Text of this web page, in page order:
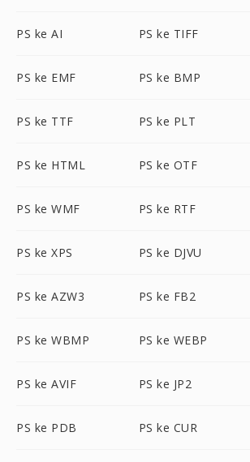
PS ke AI PS ke TIFF
PS ke EMF PS ke BMP
PS ke TTF PS ke PLT
PS ke HTML PS ke OTF
PS ke WMF PS ke RTF
PS ke XPS PS ke DJVU
PS ke AZW3 PS ke FB2
PS ke WBMP PS ke WEBP
PS ke AVIF PS ke JP2
PS ke PDB PS ke CUR